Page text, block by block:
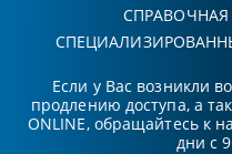
Если у Вас возникли
продлению доступа, а
ONLINE, обращайтесь к
дни с